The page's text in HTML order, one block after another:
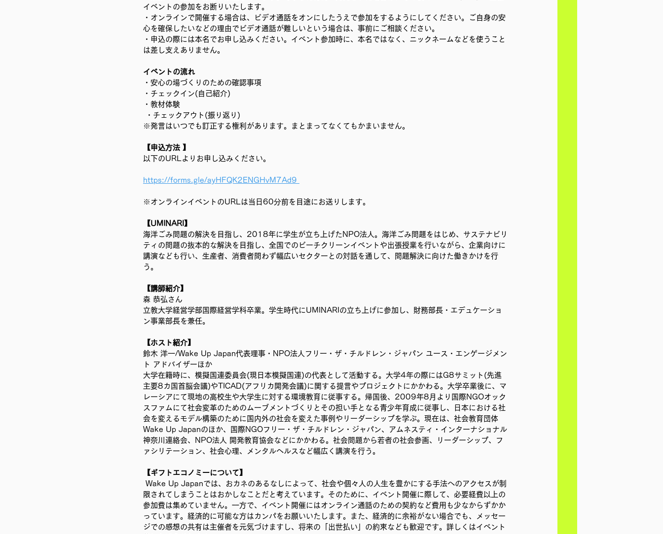
イベントの参加をお断りいたします。
・オンラインで開催する場合は、ビデオ通話をオンにしたうえで参加をするようにしてください。ご自身の安
心を確保したいなどの理由でビデオ通話が難しいという場合は、事前にご相談ください。
・申込の際には本名でお申し込みください。イベント参加時に、本名ではなく、ニックネームなどを使うこと
は差し支えありません。
イベントの流れ
・安心の場づくりのための確認事項
・チェックイン(自己紹介)
・教材体験
・チェックアウト(振り返り)
※発言はいつでも訂正する権利があります。まとまってなくてもかまいません。
【申込方法 】
以下のURLよりお申し込みください。
https://forms.gle/ayHFQK2ENGHvM7Ad9
※オンラインイベントのURLは当日60分前を目途にお送りします。
【UMINARI】
海洋ごみ問題の解決を目指し、2018年に学生が立ち上げたNPO法人。海洋ごみ問題をはじめ、サステナビリ
ティの問題の抜本的な解決を目指し、全国でのビーチクリーンイベントや出張授業を行いながら、企業向けに
講演なども行い、生産者、消費者問わず幅広いセクターとの対話を通して、問題解決に向けた働きかけを行
う。
【講師紹介】
森 恭弘さん
立教大学経営学部国際経営学科卒業。学生時代にUMINARIの立ち上げに参加し、財務部長・エデュケーショ
ン事業部長を兼任。
【ホスト紹介】
鈴木 洋一/Wake Up Japan代表理事・NPO法人フリー・ザ・チルドレン・ジャパン ユース・エンゲージメン
ト アドバイザーほか
大学在籍時に、模擬国連委員会(現日本模擬国連)の代表として活動する。大学4年の際にはG8サミット(先進
主要8カ国首脳会議)やTICAD(アフリカ開発会議)に関する提言やプロジェクトにかかわる。大学卒業後に、マ
レーシアにて現地の高校生や大学生に対する環境教育に従事する。帰国後、2009年8月より国際NGOオック
スファムにて社会変革のためのムーブメントづくりとその担い手となる青少年育成に従事し、日本における社
会を変えるモデル構築のために国内外の社会を変えた事例やリーダーシップを学ぶ。現在は、社会教育団体
Wake Up Japanのほか、国際NGOフリー・ザ・チルドレン・ジャパン、アムネスティ・インターナショナル
神奈川連絡会、NPO法人 開発教育協会などにかかわる。社会問題から若者の社会参画、リーダーシップ、フ
ァシリテーション、社会心理、メンタルヘルスなど幅広く講演を行う。
【ギフトエコノミーについて】
限されてしまうことはおかしなことだと考えています。そのために、イベント開催に際して、必要経費以上の
参加費は集めていません。一方で、イベント開催にはオンライン通話のための契約など費用も少なからずかか
っています。経済的に可能な方はカンパをお願いいたします。また、経済的に余裕がない場合でも、メッセー
ジでの感想の共有は主催者を元気づけますし、将来の「出世払い」の約束なども歓迎です。詳しくはイベント